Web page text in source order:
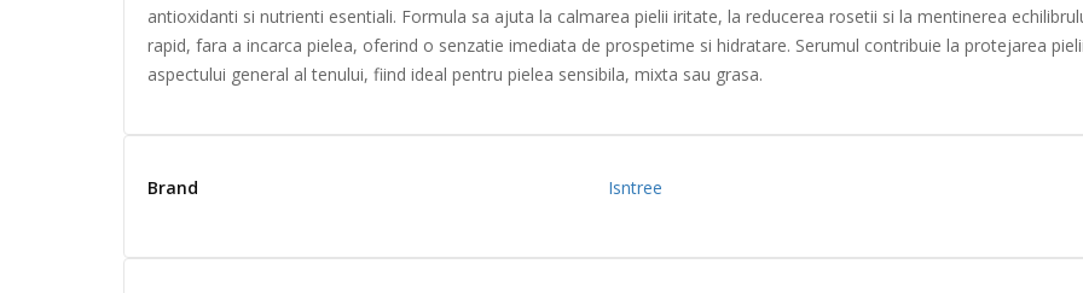
antioxidanti si nutrienti esentiali. Formula sa ajuta la calmarea pielii iritate, la reducerea rosetii si la mentinerea
rapid, fara a incarca pielea, oferind o senzatie imediata de prospetime si hidratare. Serumul contribuie la protejarea
aspectului general al tenului, fiind ideal pentru pielea sensibila, mixta sau grasa.
Brand Isntree